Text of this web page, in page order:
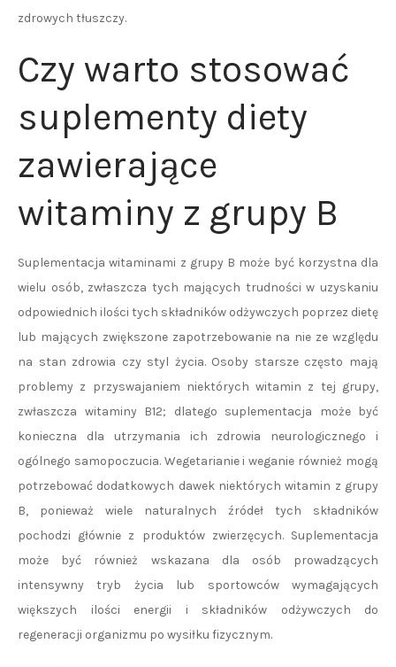
zdrowych tłuszczy.
Czy warto stosować
suplementy diety
zawierające
witaminy z grupy B
Suplementacja witaminami z grupy B może być korzystna dla
wielu osób, zwłaszcza tych mających trudności w uzyskaniu
odpowiednich ilości tych składników odżywczych poprzez dietę
lub mających zwiększone zapotrzebowanie na nie ze względu
na stan zdrowia czy styl życia. Osoby starsze często mają
problemy z przyswajaniem niektórych witamin z tej grupy,
zwłaszcza witaminy B12; dlatego suplementacja może być
konieczna dla utrzymania ich zdrowia neurologicznego i
ogólnego samopoczucia. Wegetarianie i weganie również mogą
potrzebować dodatkowych dawek niektórych witamin z grupy
B, ponieważ wiele naturalnych źródeł tych składników
pochodzi głównie z produktów zwierzęcych. Suplementacja
może być również wskazana dla osób prowadzących
intensywny tryb życia lub sportowców wymagających
większych ilości energii i składników odżywczych do
regeneracji organizmu po wysiłku fizycznym.